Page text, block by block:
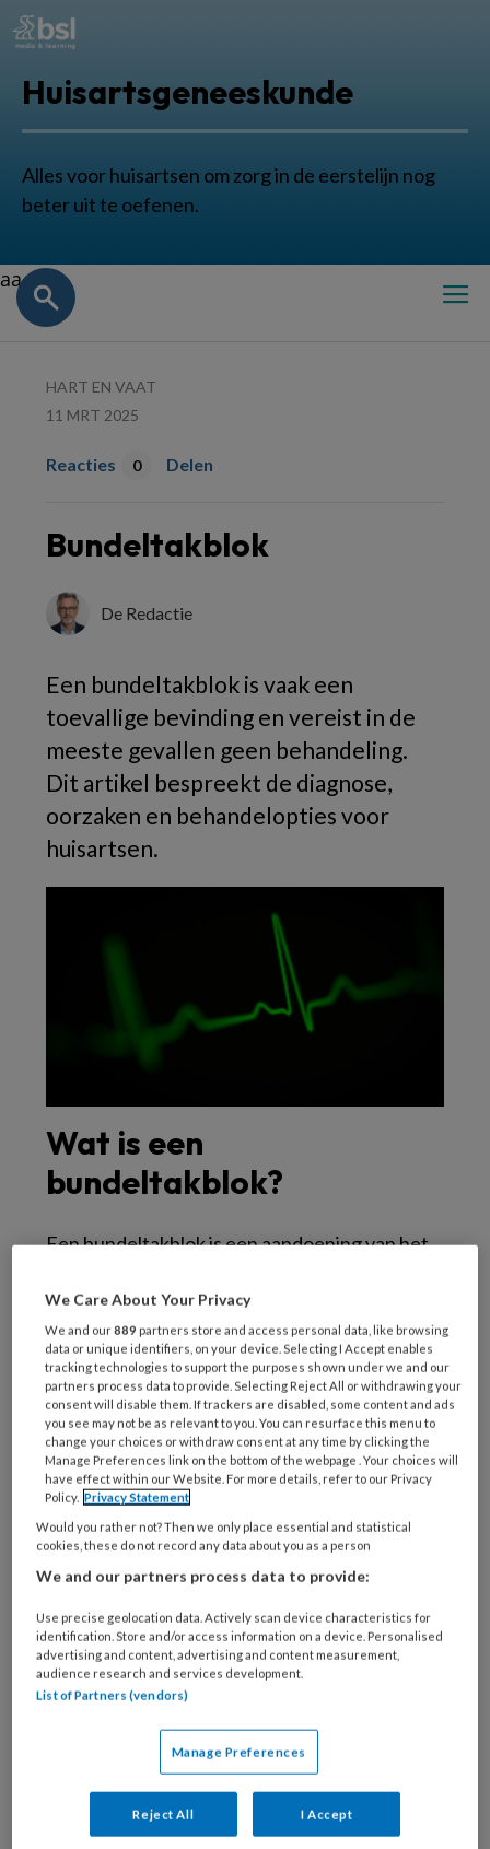
Huisartsgeneeskunde
Alles voor huisartsen om zorg in de eerstelijn nog
beter uit te oefenen.
aa
HART EN VAAT
11 MRT 2025
Reacties 0 Delen
Bundeltakblok
De Redactie
Een bundeltakblok is vaak een
toevallige bevinding en vereist in de
meeste gevallen geen behandeling.
Dit artikel bespreekt de diagnose,
oorzaken en behandelopties voor
huisartsen.
Wat is een
bundeltakblok?
Een bundeltakblok is een aandoening van het
rechter- of linkerbundeltak onderbroken zijn.
De bundeltakken zijn onderdeel van het
geleidingssysteem van het hart, dat zorgt voor
de samentrekking van het hart. Problemen in
de bundeltakken komen vaak voor, maar leiden
meestal niet tot klachten. In veel gevallen is
behandeling niet noodzakelijk, maar er zijn
uitzonderingen die de aandacht vereisen van
zorgprofessionals.
Soorten bundeltakblok
Er zijn twee soorten bundeltakblok:
rechterbundeltakblok (RBTB) en
linkerbundeltakblok (LBTB).
Rechterbundeltakblok (RBTB)
We Care About Your Privacy
We and our889 partners store and access personal data, like browsing
data or unique identifiers, on your device. Selecting I Accept enables
tracking technologies to support the purposes shown under we and our
partners process data to provide. Selecting Reject All or withdrawing your
consent will disable them. If trackers are disabled, some content and ads
you see may not be as relevant to you. You can resurface this menu to
change your choices or withdraw consent at any time by clicking the
Manage Preferences link on the bottom of the webpage . Your choices will
have effect within our Website. For more details, refer to our Privacy
Policy. Privacy Statement
Would you rather not? Then we only place essential and statistical
cookies, these do not record any data about you as a person
We and our partners process data to provide:
Use precise geolocation data. Actively scan device characteristics for
identification. Store and/or access information on a device. Personalised
advertising and content, advertising and content measurement,
audience research and services development.
List of Partners (vendors)
Manage Preferences
Reject All I Accept